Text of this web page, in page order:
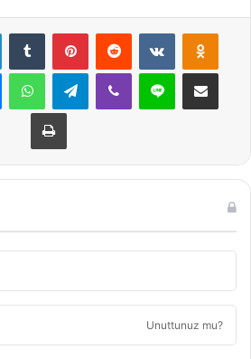
LinkedInTumblr PinterestReddit VKontakte
MessengerWhatsAppTelegramViber Line E-Posta ile
Yazdır
Unuttunuz mu?